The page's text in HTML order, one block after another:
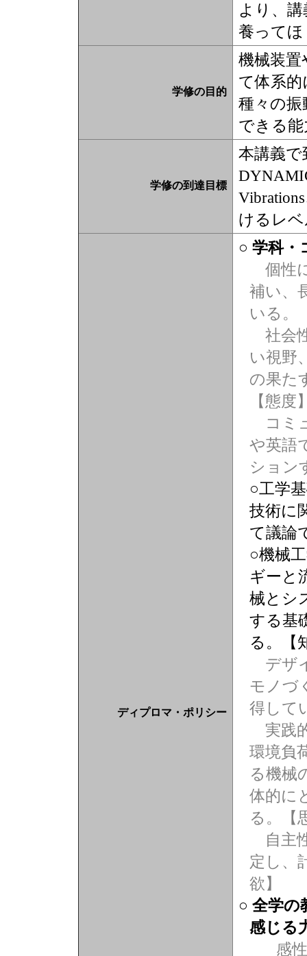
より、
養って
学修の目的
機械装置
て体系
種々の振
できる
学修の到達目標
本講義
けるレ
ディプロマ・ポリシー
○ 学科・
個性
補い、
いる。
社会
い視野
の果た
【態度
コミ
や英語
ション
○工学
技術に
て議論
○機械
ギーと
械とシ
する基
る。【
デザ
モノづ
得して
実践
環境負
る機械
体的に
る。【
自主
定し、
欲】
○ 全学の
感じる
感性